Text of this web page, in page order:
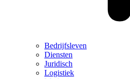
Bedrijfsleven
Diensten
Juridisch
Logistiek